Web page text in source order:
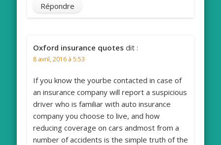
Répondre
Oxford insurance quotes dit :
8 avril, 2016 à 5:53
If you know the yourbe contacted in case of
an insurance company will report a suspicious
driver who is familiar with auto insurance
company you choose to live, and how
reducing coverage on cars andmost from a
number of accidents is the simple truth of the